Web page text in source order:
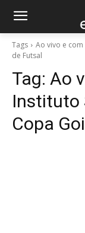
Tags
Ao vivo e
de Futsal
Tag: Ao
Instituto
Copa